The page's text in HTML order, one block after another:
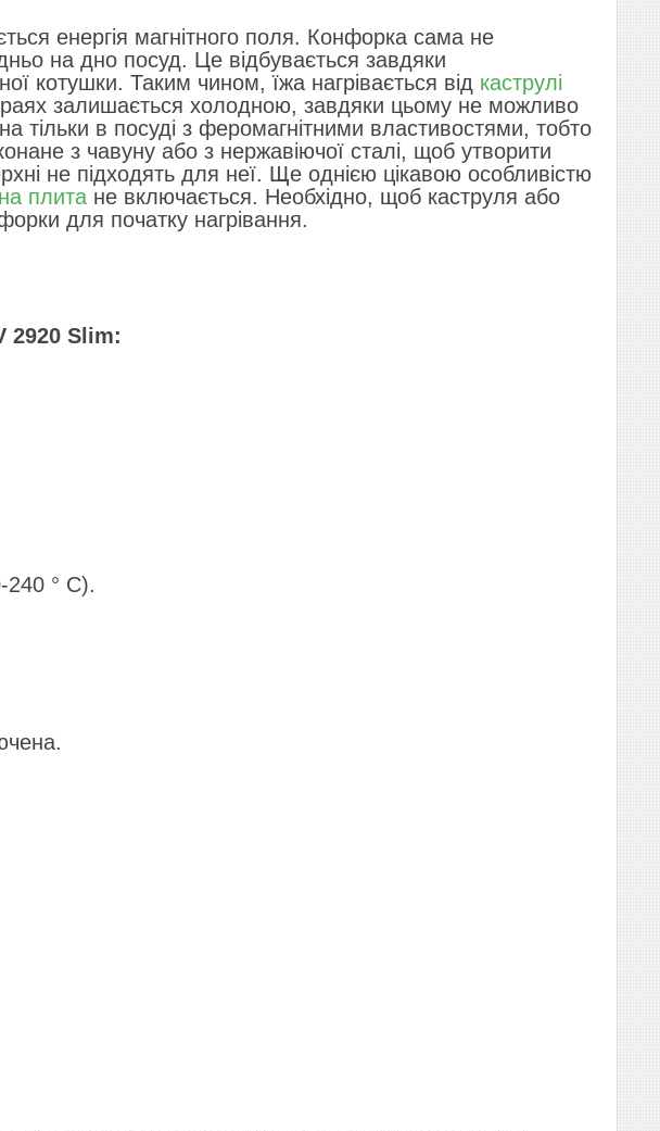
енергія магнітного поля. Конфорка сама не
на дно посуд. Це відбувається завдяки
котушки. Таким чином, їжа нагрівається від каструлі
залишається холодною, завдяки цьому не можливо
тільки в посуді з феромагнітними властивостями, тобто
з чавуну або з нержавіючої сталі, щоб утворити
не підходять для неї. Ще однією цікавою особливістю
плита не включається. Необхідно, щоб каструля або
для початку нагрівання.
2920 Slim:
240 ° C).